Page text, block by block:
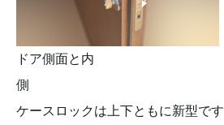
ドア側面と内
側
ケースロックは上下ともに新型です